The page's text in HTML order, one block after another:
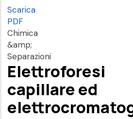
Scarica
PDF
Chimica
&amp;
Separazioni
Elettroforesi
capillare ed